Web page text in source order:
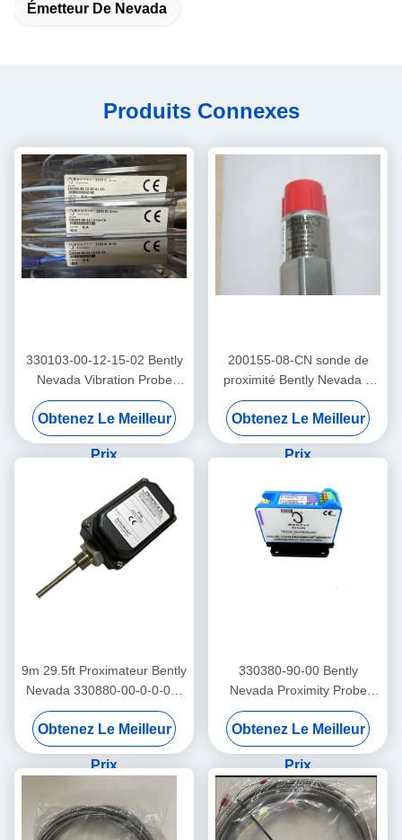
Émetteur De Nevada
Produits Connexes
330103-00-12-15-02 Bently
Nevada Vibration Probe
3300 Xl Proximité du capteur
Obtenez Le Meilleur
Prix
200155-08-CN sonde de
proximité Bently Nevada à
basse fréquence
Trendmaster Pro
accéléromètre
Obtenez Le Meilleur
Prix
9m 29.5ft Proximateur Bently
Nevada 330880-00-0-0-03-
02 PROXPAC Assemblage
du transducteur de proximité
Obtenez Le Meilleur
Prix
330380-90-00 Bently
Nevada Proximity Probe
3300 XL Capteur de
proximité à haute
température
Obtenez Le Meilleur
Prix